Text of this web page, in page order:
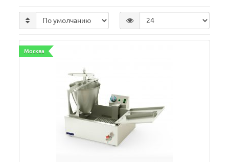
Москва